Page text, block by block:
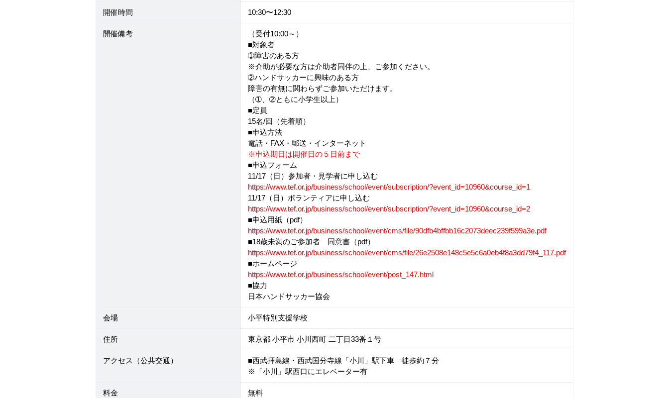
開催時間 10:30〜12:30
開催備考
（受付10:00～）
■対象者
➀障害のある方
※介助が必要な方は介助者同伴の上、ご参加ください。
➁ハンドサッカーに興味のある方
障害の有無に関わらずご参加いただけます。
（➀、➁ともに小学生以上）
■定員
15名/回（先着順）
■申込方法
電話・FAX・郵送・インターネット
※申込期日は開催日の５日前まで
■申込フォーム
11/17（日）参加者・見学者に申し込む
https://www.tef.or.jp/business/school/event/subscription/?event_id=10960&course_id=1
11/17（日）ボランティアに申し込む
https://www.tef.or.jp/business/school/event/subscription/?event_id=10960&course_id=2
■申込用紙（pdf）
https://www.tef.or.jp/business/school/event/cms/file/90dfb4bffbb16c2073deec239f599a3e.pdf
■18歳未満のご参加者 同意書（pdf）
https://www.tef.or.jp/business/school/event/cms/file/26e2508e148c5e5c6a0eb4f8a3dd79f4_117.pdf
■ホームページ
https://www.tef.or.jp/business/school/event/post_147.html
■協力
日本ハンドサッカー協会
会場 小平特別支援学校
住所 東京都 小平市 小川西町 二丁目33番１号
アクセス（公共交通）
■西武拝島線・西武国分寺線「小川」駅下車 徒歩約７分
※「小川」駅西口にエレベーター有
料金 無料